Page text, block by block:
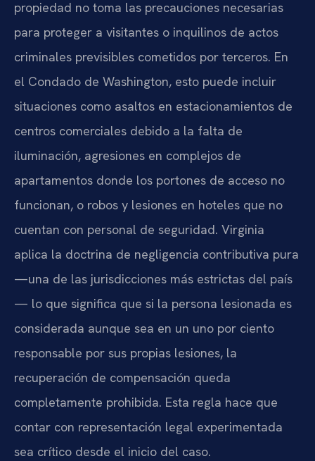
propiedad no toma las precauciones necesarias
para proteger a visitantes o inquilinos de actos
criminales previsibles cometidos por terceros. En
el Condado de Washington, esto puede incluir
situaciones como asaltos en estacionamientos de
centros comerciales debido a la falta de
iluminación, agresiones en complejos de
apartamentos donde los portones de acceso no
funcionan, o robos y lesiones en hoteles que no
cuentan con personal de seguridad. Virginia
aplica la doctrina de negligencia contributiva pura
—una de las jurisdicciones más estrictas del país
— lo que significa que si la persona lesionada es
considerada aunque sea en un uno por ciento
responsable por sus propias lesiones, la
recuperación de compensación queda
completamente prohibida. Esta regla hace que
contar con representación legal experimentada
sea crítico desde el inicio del caso.